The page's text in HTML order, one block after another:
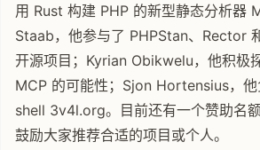
用 Rust 构建 PHP 的新型静态分析器
Staab，他参与了 PHPStan、Rector
开源项目；Kyrian Obikwelu，他积极
MCP 的可能性；Sjon Hortensius，
shell 3v4l.org。目前还有一个赞助名
鼓励大家推荐合适的项目或个人。